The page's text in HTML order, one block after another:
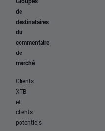
de
destinataires
du
commentaire
de
marché
Clients
XTB
et
clients
potentiels